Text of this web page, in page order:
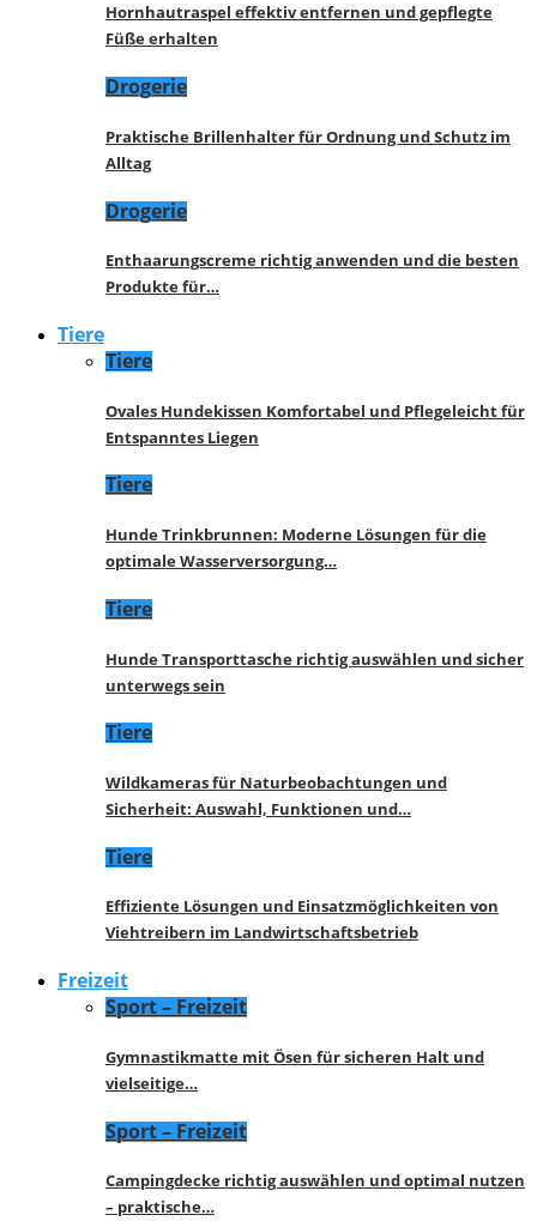
Hornhautraspel effektiv entfernen und gepflegte
Füße erhalten
Drogerie
Praktische Brillenhalter für Ordnung und Schutz im
Alltag
Drogerie
Enthaarungscreme richtig anwenden und die besten
Produkte für…
Tiere
Tiere
Ovales Hundekissen Komfortabel und Pflegeleicht für
Entspanntes Liegen
Tiere
Hunde Trinkbrunnen: Moderne Lösungen für die
optimale Wasserversorgung…
Tiere
Hunde Transporttasche richtig auswählen und sicher
unterwegs sein
Tiere
Wildkameras für Naturbeobachtungen und
Sicherheit: Auswahl, Funktionen und…
Tiere
Effiziente Lösungen und Einsatzmöglichkeiten von
Viehtreibern im Landwirtschaftsbetrieb
Freizeit
Sport – Freizeit
Gymnastikmatte mit Ösen für sicheren Halt und
vielseitige…
Sport – Freizeit
Campingdecke richtig auswählen und optimal nutzen
– praktische…